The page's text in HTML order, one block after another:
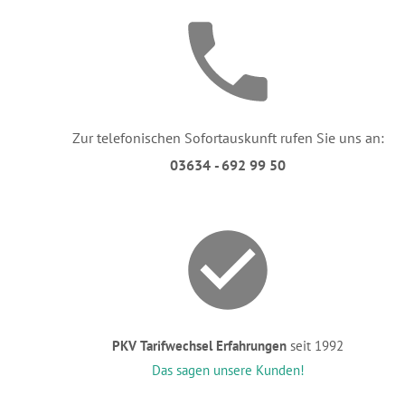
Zur telefonischen Sofortauskunft rufen Sie uns an:
03634 - 692 99 50
PKV Tarifwechsel Erfahrungen seit 1992
Das sagen unsere Kunden!